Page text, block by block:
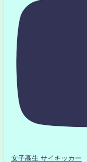
女子高生 サイキッカー